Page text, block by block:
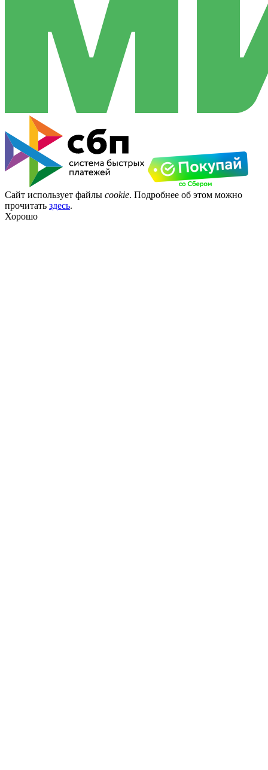
Сайт использует файлы cookie. Подробнее об этом можно
прочитать здесь.
Хорошо